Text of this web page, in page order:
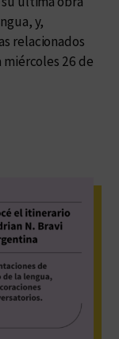
y,
relacionados
26 de